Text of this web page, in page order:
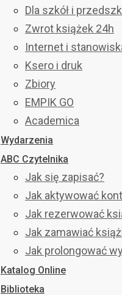
Dla szkół i
Zwrot książek 24h
Internet i
Ksero i druk
Zbiory
EMPIK GO
Academica
Wydarzenia
ABC Czytelnika
Jak się zapisać?
Jak aktywować
Jak rezerwować
Jak zamawiać
Jak prolongować
Katalog Online
Biblioteka